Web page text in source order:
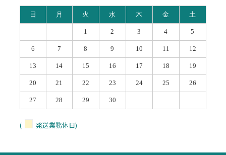
日 月 火 水 木 金 土
1 2 3 4 5
6 7 8 9 10 11 12
13 14 15 16 17 18 19
20 21 22 23 24 25 26
27 28 29 30
( 発送業務休日)